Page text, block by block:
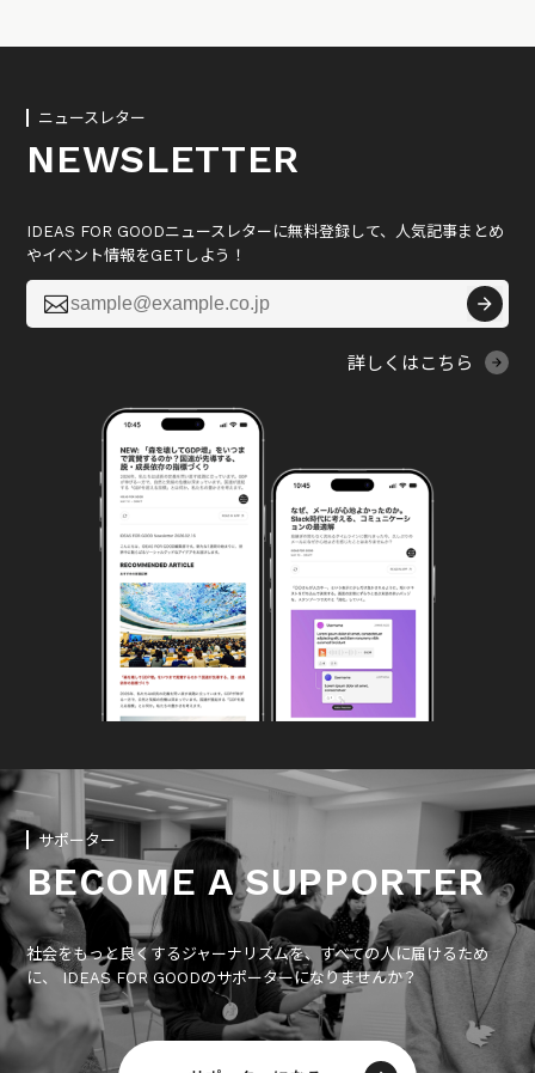
ニュースレター
NEWSLETTER
IDEAS FOR GOODニュースレターに無料登録して、人気記事まとめ
やイベント情報をGETしよう！

詳しくはこちら
サポーター
BECOME A SUPPORTER
社会をもっと良くするジャーナリズムを、すべての人に届けるため
に、 IDEAS FOR GOODのサポーターになりませんか？